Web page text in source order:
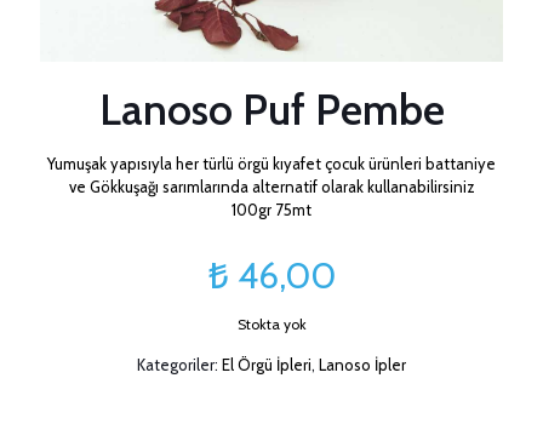
Lanoso Puf Pembe
Yumuşak yapısıyla her türlü örgü kıyafet çocuk ürünleri battaniye
ve Gökkuşağı sarımlarında alternatif olarak kullanabilirsiniz
100gr 75mt
₺ 46,00
Stokta yok
Kategoriler: El Örgü İpleri, Lanoso İpler